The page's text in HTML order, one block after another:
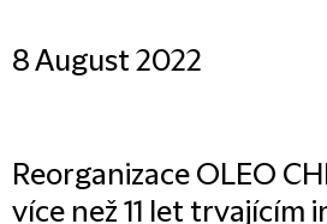
8 August 2022
Reorganizace OLEO
více než 11 let trvajícím